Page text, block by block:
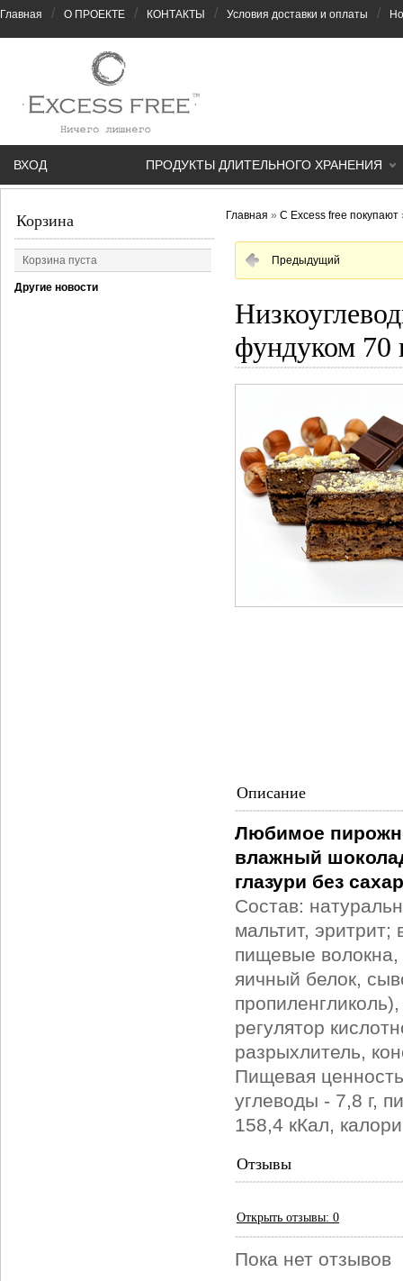
Главная / О ПРОЕКТЕ / КОНТАКТЫ / Условия доставки и оплаты /
ПРОДУКТЫ ДЛИТЕЛЬНОГО ХРАНЕНИЯ
ВХОД
Корзина
Корзина пуста
Другие новости
Главная » С Excess free покупают
Предыдущий
фундуком 70
Описание
Любимое
влажный
глазури без
Состав:
мальтит,
пищевые волокна,
яичный белок,
регулятор
разрыхлитель,
Пищевая
углеводы - 7,8 г,
158,4 кКал,
Отзывы
Открыть отзывы: 0
Пока нет отзывов